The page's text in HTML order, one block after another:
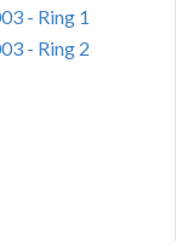
- Ring 1
- Ring 2